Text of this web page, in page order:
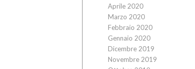
Aprile 2020
Marzo 2020
Febbraio 2020
Gennaio 2020
Dicembre 2019
Novembre 2019